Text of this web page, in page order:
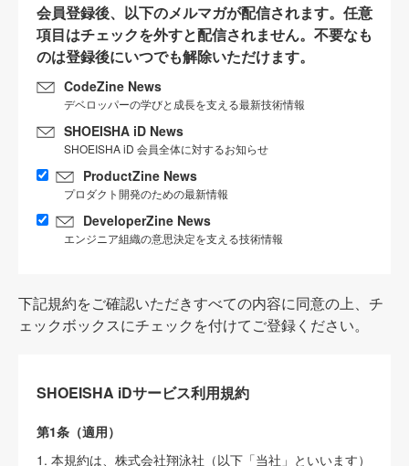
会員登録後、以下のメルマガが配信されます。任意
項目はチェックを外すと配信されません。不要なも
のは登録後にいつでも解除いただけます。
CodeZine News
デベロッパーの学びと成長を支える最新技術情報
SHOEISHA iD News
SHOEISHA iD 会員全体に対するお知らせ
ProductZine News
プロダクト開発のための最新情報
DeveloperZine News
エンジニア組織の意思決定を支える技術情報
下記規約をご確認いただきすべての内容に同意の上、チ
ェックボックスにチェックを付けてご登録ください。
SHOEISHA iDサービス利用規約
第1条（適用）
1. 本規約は、株式会社翔泳社（以下「当社」といいます）